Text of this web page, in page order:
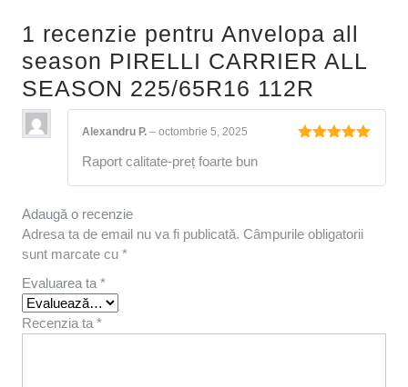
1 recenzie pentru Anvelopa all
season PIRELLI CARRIER ALL
SEASON 225/65R16 112R
Alexandru P. – octombrie 5, 2025
Raport calitate-preț foarte bun
Adaugă o recenzie
Adresa ta de email nu va fi publicată. Câmpurile obligatorii
sunt marcate cu *
Evaluarea ta *
Recenzia ta *